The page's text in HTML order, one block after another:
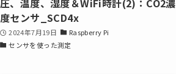
度センサ_SCD4x
2024年7月19日
Raspberry Pi
センサを使った測定